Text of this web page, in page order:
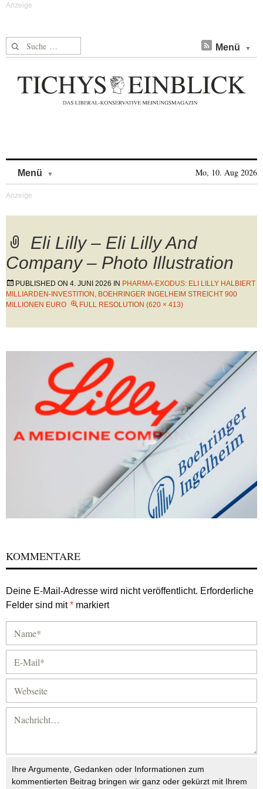
Suche nach: Menü
Menü Mo, 10. Aug 2026
Eli Lilly – Eli Lilly And
Company – Photo Illustration
PUBLISHED ON 4. JUNI 2026 IN PHARMA-EXODUS: ELI LILLY HALBIERT
MILLIARDEN-INVESTITION, BOEHRINGER INGELHEIM STREICHT 900
MILLIONEN EURO
FULL RESOLUTION (620 × 413)
KOMMENTARE
Deine E-Mail-Adresse wird nicht veröffentlicht. Erforderliche
Felder sind mit* markiert
Ihre Argumente, Gedanken oder Informationen zum
kommentierten Beitrag bringen wir ganz oder gekürzt mit Ihrem